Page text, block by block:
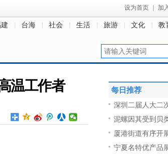
设为首页 加
台海 社会 生活 旅游 文化 教
温工作者
每日推荐
深圳二届人大二
泥螺因其受到贝
厦港街道有序开
宁夏名特优产品